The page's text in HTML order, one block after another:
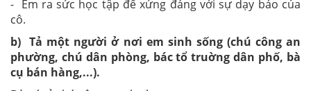
- Em ra sức học tập để xứng đáng với sự dạy bảo của
cô.
b) Tả một người ở nơi em sinh sống (chú công an
phường, chú dân phòng, bác tổ truờng dân phố, bà
cụ bán hàng,...).